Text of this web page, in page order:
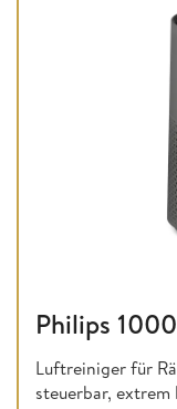
Philips
Luftreiniger für
steuerbar,